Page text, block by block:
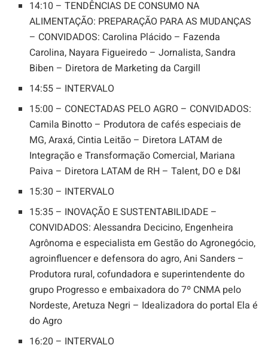
14:10 – TENDÊNCIAS DE CONSUMO NA
ALIMENTAÇÃO: PREPARAÇÃO PARA AS MUDANÇAS
– CONVIDADOS: Carolina Plácido – Fazenda
Carolina, Nayara Figueiredo – Jornalista, Sandra
Biben – Diretora de Marketing da Cargill
14:55 – INTERVALO
15:00 – CONECTADAS PELO AGRO – CONVIDADOS:
Camila Binotto – Produtora de cafés especiais de
MG, Araxá, Cintia Leitão – Diretora LATAM de
Integração e Transformação Comercial, Mariana
Paiva – Diretora LATAM de RH – Talent, DO e D&I
15:30 – INTERVALO
15:35 – INOVAÇÃO E SUSTENTABILIDADE –
CONVIDADOS: Alessandra Decicino, Engenheira
Agrônoma e especialista em Gestão do Agronegócio,
agroinfluencer e defensora do agro, Ani Sanders –
Produtora rural, cofundadora e superintendente do
grupo Progresso e embaixadora do 7º CNMA pelo
Nordeste, Aretuza Negri – Idealizadora do portal Ela é
do Agro
16:20 – INTERVALO